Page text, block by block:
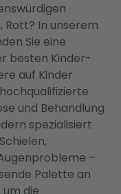
Rott? In unserem
Sie eine
besten Kinder-
auf Kinder
und Behandlung
spezialisiert
–
Palette an